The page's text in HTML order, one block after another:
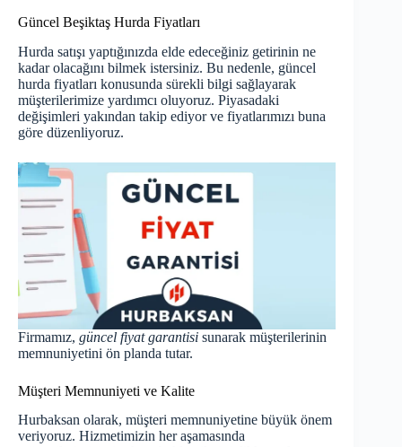
Güncel Beşiktaş Hurda Fiyatları
Hurda satışı yaptığınızda elde edeceğiniz getirinin ne
kadar olacağını bilmek istersiniz. Bu nedenle, güncel
hurda fiyatları konusunda sürekli bilgi sağlayarak
müşterilerimize yardımcı oluyoruz. Piyasadaki
değişimleri yakından takip ediyor ve fiyatlarımızı buna
göre düzenliyoruz.
Firmamız, güncel fiyat garantisi sunarak müşterilerinin
memnuniyetini ön planda tutar.
Müşteri Memnuniyeti ve Kalite
Hurbaksan olarak, müşteri memnuniyetine büyük önem
veriyoruz. Hizmetimizin her aşamasında